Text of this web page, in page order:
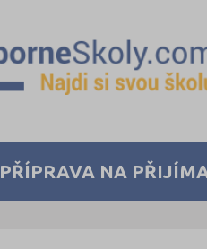
PŘÍPRAVA NA